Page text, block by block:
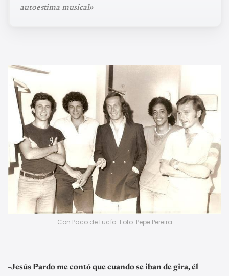
autoestima musical»
Con Paco de Lucía. Foto: Pepe Pereira
–Jesús Pardo me contó que cuando se iban de gira, él